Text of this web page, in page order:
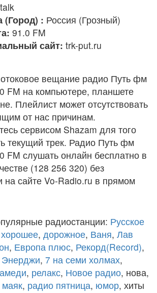
talk
(Город) : Россия (Грозный)
91.0 FM
сайт: trk-put.ru
вещание радио Путь фм
FM на компьютере, планшете
Плейлист может отсутствовать
от нас причинам.
сервисом Shazam для того
текущий трек. Радио Путь фм
FM слушать онлайн бесплатно в
(128 256 320) без
на сайте Vo-Radio.ru в прямом
радиостанции: Русское
хорошее, дорожное, Ваня, Лав
, Европа плюс, Рекорд(Record),
Энерджи, 7 на семи холмах,
, релакс, Новое радио, нова,
маяк, радио пятница, юмор, хиты